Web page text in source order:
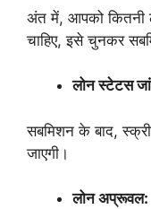
अंत में, आपको कितनी
चाहिए, इसे चुनकर
लोन स्टेटस
सबमिशन के बाद,
जाएगी।
लोन अप्रूवल: